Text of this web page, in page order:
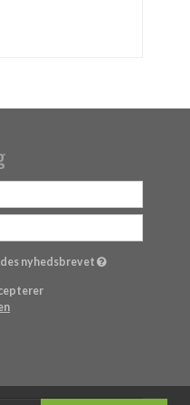
nyhedsbrevet